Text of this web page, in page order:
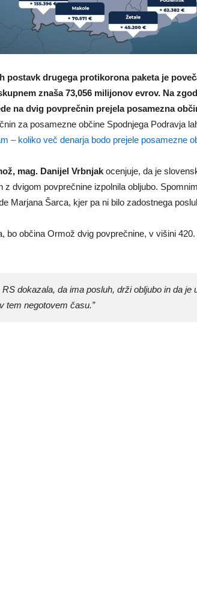
postavk drugega protikorona paketa je
znaša 73,056 milijonov evrov. Na
na dvig povprečnin prejela posamezna
za posamezne občine Spodnjega Podravja
– koliko več denarja bodo prejele posamezne
mag. Danijel Vrbnjak ocenjuje, da je
z dvigom povprečnine izpolnila obljubo.
Marjana Šarca, kjer pa ni bilo zadostnega
bo občina Ormož dvig povprečnine, v višini
RS dokazala, da ima posluh, drži obljubo in da je
tem negotovem času.”